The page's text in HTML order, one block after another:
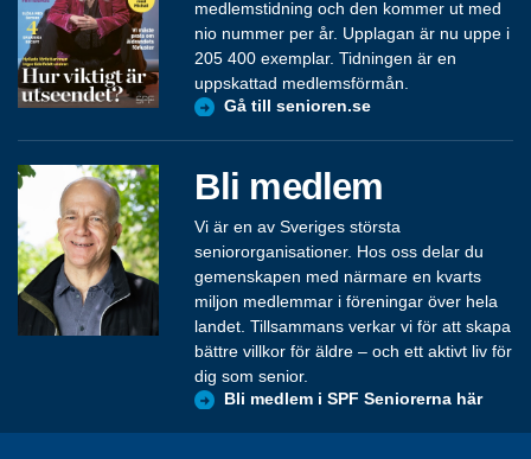
medlemstidning och den kommer ut med
nio nummer per år. Upplagan är nu uppe i
205 400 exemplar. Tidningen är en
uppskattad medlemsförmån.
Gå till senioren.se
Bli medlem
Vi är en av Sveriges största
seniororganisationer. Hos oss delar du
gemenskapen med närmare en kvarts
miljon medlemmar i föreningar över hela
landet. Tillsammans verkar vi för att skapa
bättre villkor för äldre – och ett aktivt liv för
dig som senior.
Bli medlem i SPF Seniorerna här